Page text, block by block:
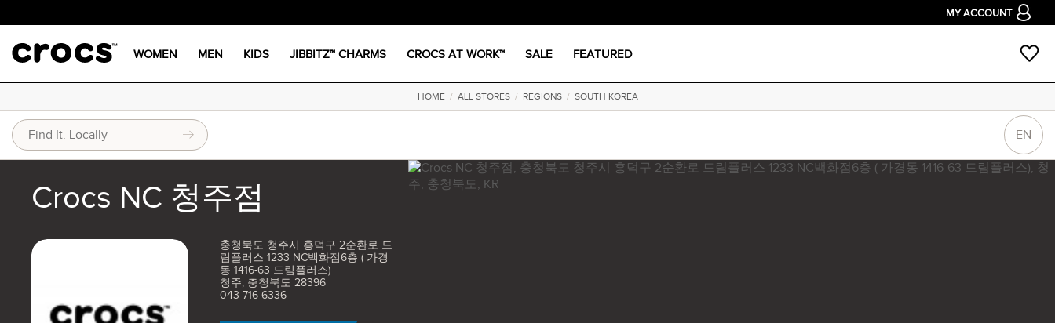
MY ACCOUNT
WOMEN MEN KIDS JIBBITZ™ CHARMS CROCS AT WORK™ SALE FEATURED
HOME/ ALL STORES/ REGIONS/ SOUTH KOREA
EN
Crocs NC 청주점
충청북도 청주시 흥덕구 2순환로 드
림플러스 1233 NC백화점6층 ( 가경
동 1416-63 드림플러스)
청주, 충청북도 28396
043-716-6336